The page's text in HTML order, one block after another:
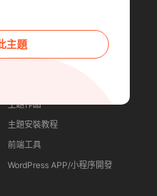
其他
主題作品
主題安裝教程
前端工具
WordPress APP/小程序開發
主題